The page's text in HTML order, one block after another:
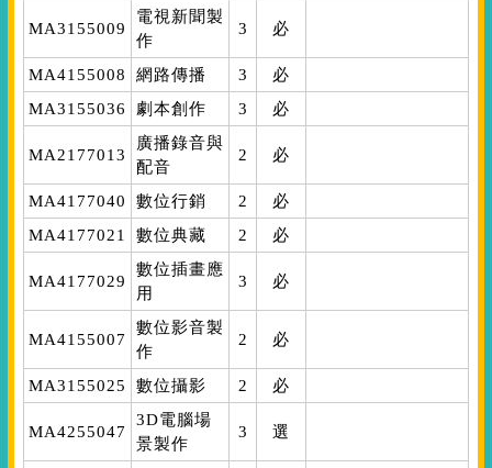
MA3155009
電視新聞製
作
3 必
MA4155008 網路傳播 3
必
MA3155036
劇本創作 3 必
MA2177013
廣播錄音與
配音
2 必
MA4177040 數位行銷 2
必
MA4177021
數位典藏 2 必
MA4177029
數位插畫應
用
3 必
MA4155007
數位影音製
作
2 必
MA3155025 數位攝影 2 必
MA4255047
3D電腦場
景製作
3 選